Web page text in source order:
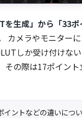
を生成」から「33
カメラやモニターに
しか受け付けな
その際は17ポイン
ントなどの違いにつ